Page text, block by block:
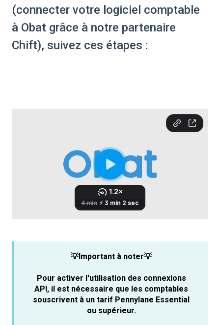
(connecter votre logiciel comptable
à Obat grâce à notre partenaire
Chift), suivez ces étapes :
💡Important à noter💡
Pour activer l'utilisation des connexions
API, il est nécessaire que les comptables
souscrivent à un tarif Pennylane Essential
ou supérieur.